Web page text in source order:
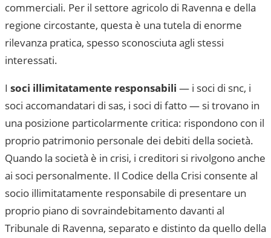
commerciali. Per il settore agricolo di Ravenna e della
regione circostante, questa è una tutela di enorme
rilevanza pratica, spesso sconosciuta agli stessi
interessati.
I soci illimitatamente responsabili — i soci di snc, i
soci accomandatari di sas, i soci di fatto — si trovano in
una posizione particolarmente critica: rispondono con il
proprio patrimonio personale dei debiti della società.
Quando la società è in crisi, i creditori si rivolgono anche
ai soci personalmente. Il Codice della Crisi consente al
socio illimitatamente responsabile di presentare un
proprio piano di sovraindebitamento davanti al
Tribunale di Ravenna, separato e distinto da quello della